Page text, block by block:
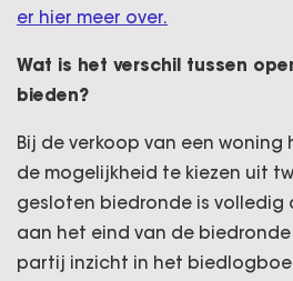
er hier meer over.
Wat is het verschil tussen
bieden?
Bij de verkoop van een woning
de mogelijkheid te kiezen uit
gesloten biedronde is volledig
aan het eind van de
partij inzicht in het